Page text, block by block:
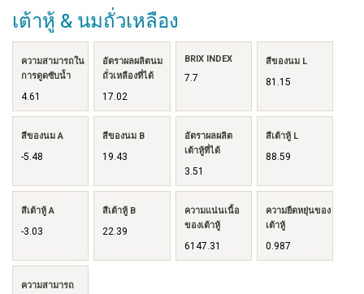
เต้าหู้ & นมถั่วเหลือง
ความสามารถใน
การดูดซับน้ำ
4.61
อัตราผลผลิตนม
ถั่วเหลืองที่ได้
17.02
BRIX INDEX
7.7
สีของนม L
81.15
สีของนม A
-5.48
สีของนม B
19.43
อัตราผลผลิต
เต้าหู้ที่ได้
3.51
สีเต้าหู้ L
88.59
สีเต้าหู้ A
-3.03
สีเต้าหู้ B
22.39
ความแน่นเนื้อ
ของเต้าหู้
6147.31
ความยืดหยุ่นของ
เต้าหู้
0.987
ความสามารถ